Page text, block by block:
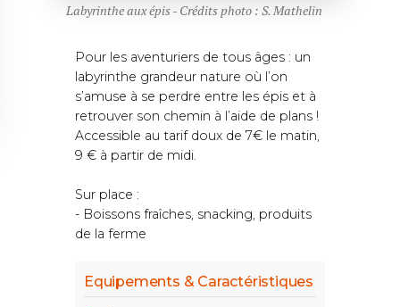
Labyrinthe aux épis - Crédits photo : S. Mathelin
Pour les aventuriers de tous âges : un
labyrinthe grandeur nature où l’on
s’amuse à se perdre entre les épis et à
retrouver son chemin à l’aide de plans !
Accessible au tarif doux de 7€ le matin,
9 € à partir de midi.
Sur place :
- Boissons fraîches, snacking, produits
de la ferme
Equipements & Caractéristiques